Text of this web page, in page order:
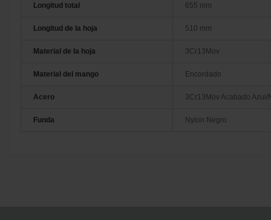
Longitud total 655 mm
Longitud de la hoja 510 mm
Material de la hoja 3Cr13Mov
Material del mango Encordado
Acero 3Cr13Mov Acabado Azul/
Funda Nylon Negro